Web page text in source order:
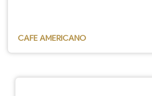
CAFE AMERICANO